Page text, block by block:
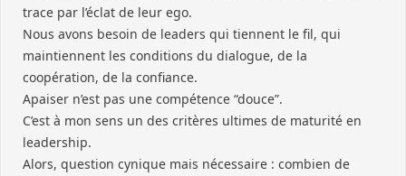
trace par l’éclat de leur ego.
Nous avons besoin de leaders qui tiennent le fil, qui
maintiennent les conditions du dialogue, de la
coopération, de la confiance.
Apaiser n’est pas une compétence “douce”.
C’est à mon sens un des critères ultimes de maturité en
leadership.
Alors, question cynique mais nécessaire : combien de